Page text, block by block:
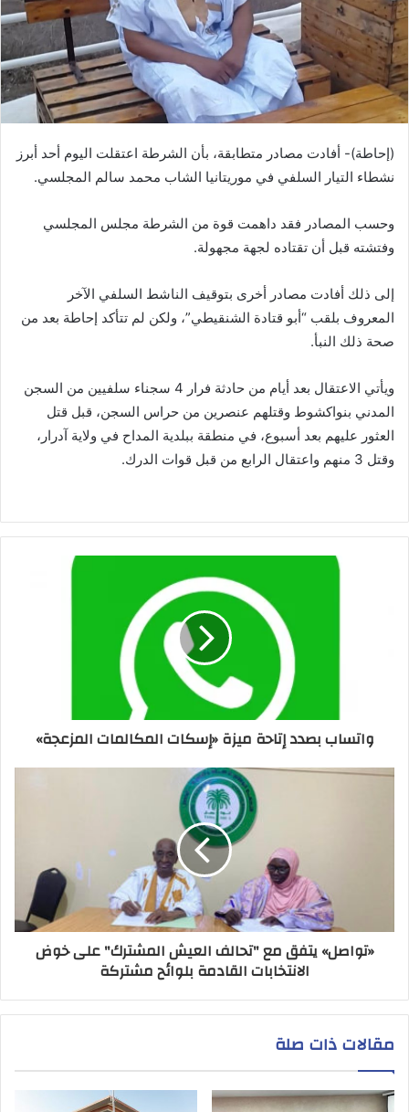
(إحاطة)- أفادت مصادر متطابقة، بأن الشرطة اعتقلت اليوم أحد أبرز
نشطاء التيار السلفي في موريتانيا الشاب محمد سالم المجلسي.
وحسب المصادر فقد داهمت قوة من الشرطة مجلس المجلسي
وفتشته قبل أن تقتاده لجهة مجهولة.
إلى ذلك أفادت مصادر أخرى بتوقيف الناشط السلفي الآخر
المعروف بلقب “أبو قتادة الشنقيطي”، ولكن لم تتأكد إحاطة بعد من
صحة ذلك النبأ.
ويأتي الاعتقال بعد أيام من حادثة فرار 4 سجناء سلفيين من السجن
المدني بنواكشوط وقتلهم عنصرين من حراس السجن، قبل قتل
العثور عليهم بعد أسبوع، في منطقة ببلدية المداح في ولاية آدرار،
وقتل 3 منهم واعتقال الرابع من قبل قوات الدرك.
واتساب بصدد إتاحة ميزة «إسكات المكالمات المزعجة»
«تواصل» يتفق مع "تحالف العيش المشترك" على خوض
الانتخابات القادمة بلوائح مشتركة
مقالات ذات صلة